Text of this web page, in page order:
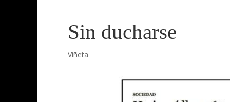
Sin ducharse
Viñeta